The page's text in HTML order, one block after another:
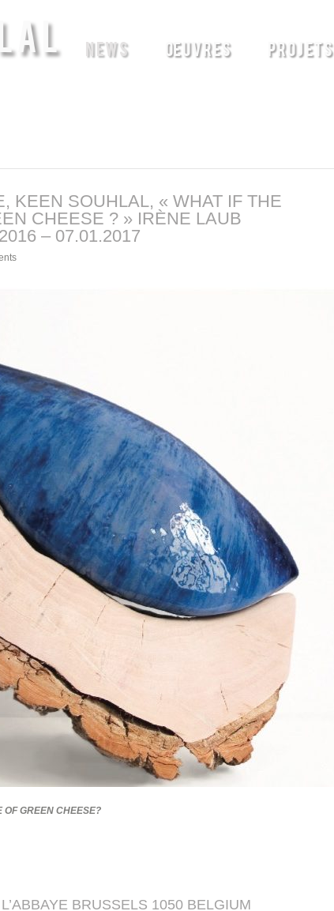
NEWS ŒUVRES PROJETS
KEEN SOUHLAL, « WHAT IF THE
CHEESE ? » IRÈNE LAUB
– 07.01.2017
OF GREEN CHEESE?
BRUSSELS 1050 BELGIUM